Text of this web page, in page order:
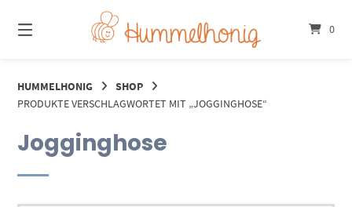
zum
Inhalt
0
HUMMELHONIG
SHOP
PRODUKTE VERSCHLAGWORTET MIT „JOGGINGHOSE“
Jogginghose